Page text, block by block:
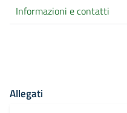
Informazioni e contatti
Allegati